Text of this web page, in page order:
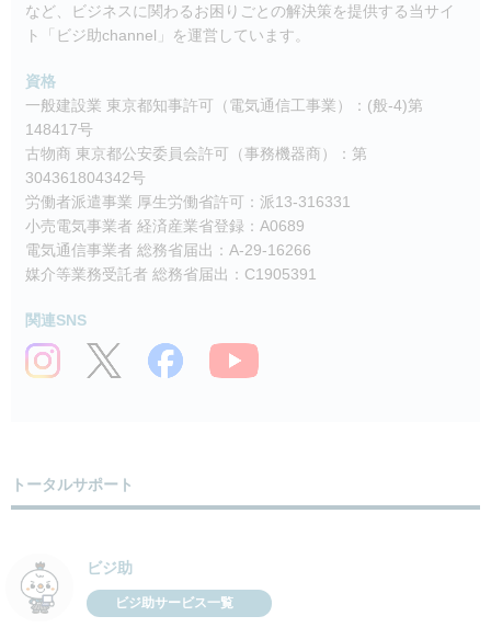
など、ビジネスに関わるお困りごとの解決策を提供する当サイ
ト「ビジ助channel」を運営しています。
資格
一般建設業 東京都知事許可（電気通信工事業）：(般-4)第
148417号
古物商 東京都公安委員会許可（事務機器商）：第
304361804342号
労働者派遣事業 厚生労働省許可：派13-316331
小売電気事業者 経済産業省登録：A0689
電気通信事業者 総務省届出：A-29-16266
媒介等業務受託者 総務省届出：C1905391
関連SNS
トータルサポート
ビジ助
ビジ助サービス一覧